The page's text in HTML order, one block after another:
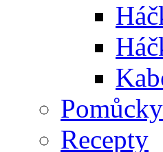
Pomůcky
Recepty